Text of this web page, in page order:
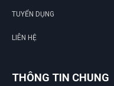
TUYỂN DỤNG
LIÊN HỆ
THÔNG TIN CHUNG